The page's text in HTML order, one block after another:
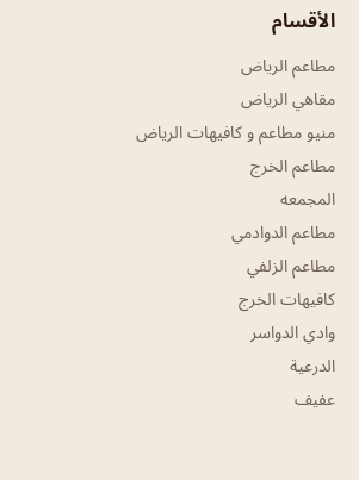
الأقسام
مطاعم الرياض
مقاهي الرياض
منيو مطاعم و كافيهات الرياض
مطاعم الخرج
المجمعه
مطاعم الدوادمي
مطاعم الزلفي
كافيهات الخرج
وادي الدواسر
الدرعية
عفيف